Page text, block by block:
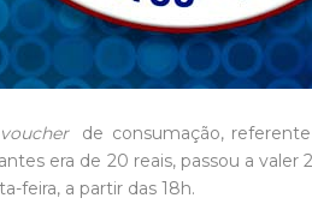
voucher
de consumação,
era de 20 reais, passou a
feira, a partir das 18h.